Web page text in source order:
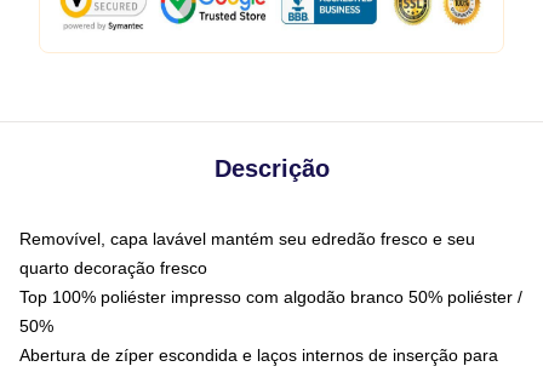
Descrição
Removível, capa lavável mantém seu edredão fresco e seu
quarto decoração fresco
Top 100% poliéster impresso com algodão branco 50% poliéster /
50%
Abertura de zíper escondida e laços internos de inserção para